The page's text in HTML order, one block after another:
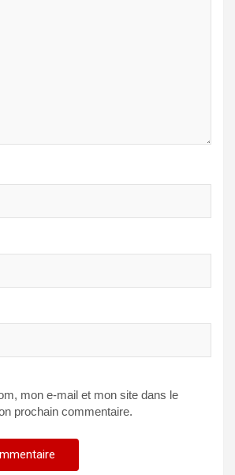
mon e-mail et mon site dans le
prochain commentaire.